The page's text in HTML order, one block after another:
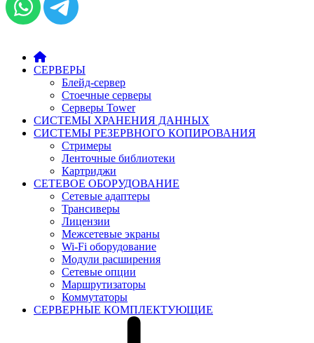
СЕРВЕРЫ
Блейд-сервер
Стоечные серверы
Серверы Tower
СИСТЕМЫ ХРАНЕНИЯ ДАННЫХ
СИСТЕМЫ РЕЗЕРВНОГО КОПИРОВАНИЯ
Стримеры
Ленточные библиотеки
Картриджи
СЕТЕВОЕ ОБОРУДОВАНИЕ
Сетевые адаптеры
Трансиверы
Лицензии
Межсетевые экраны
Wi-Fi оборудование
Модули расширения
Сетевые опции
Маршрутизаторы
Коммутаторы
СЕРВЕРНЫЕ КОМПЛЕКТУЮЩИЕ